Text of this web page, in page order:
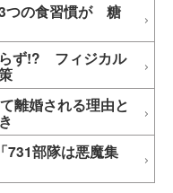
つの食習慣が 糖
ず!? フィジカル
離婚される理由と
731部隊は悪魔集